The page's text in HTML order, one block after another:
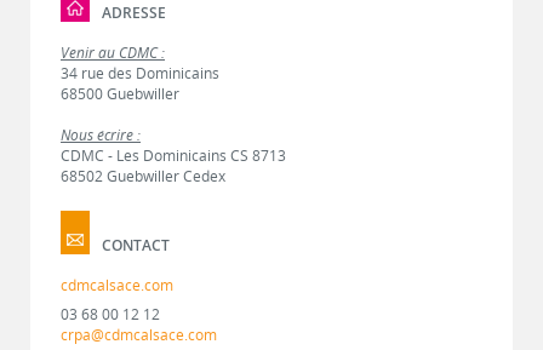
ADRESSE
Venir au CDMC :
34 rue des Dominicains
68500 Guebwiller
Nous écrire :
CDMC - Les Dominicains CS 8713
68502 Guebwiller Cedex
CONTACT
cdmcalsace.com
03 68 00 12 12
crpa@cdmcalsace.com